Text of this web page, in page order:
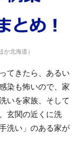
か北海道）
てきたら、あるい
染も怖いので、家
いを家族、そして
玄関の近くに洗
洗い」のある家が